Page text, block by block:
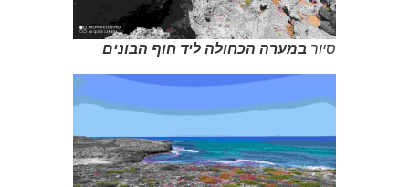
סיור במערה הכחולה ליד חוף הבונים